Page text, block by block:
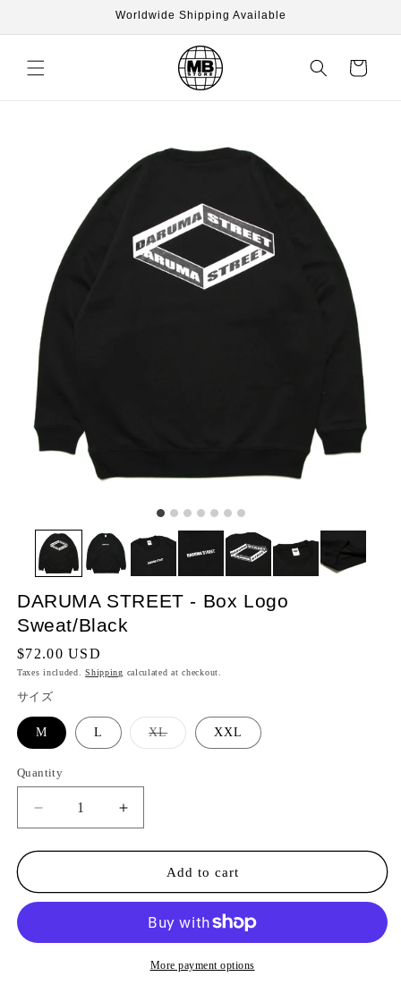
Worldwide Shipping Available
Cart
DARUMA STREET - Box Logo
Sweat/Black
Regular
price
$72.00 USD
Taxes included.Shipping calculated at checkout.
サイズ
M L XLVariant
sold
XXL
Quantity
Quantity
Decrease
quantity
for
STREET
Logo
Increase
quantity
for
DARUMA
STREET
Box
Logo
Sweat/Black
Add to cart
More payment options